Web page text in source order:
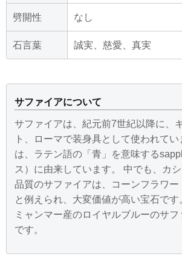
劈開性 なし
石言葉 誠実、慈愛、真実
サファイアについて
サファイアは、紀元前7世紀以降に、
ト、ローマで装身具として使われて
は、ラテン語の「青」を意味する
ス）に由来しています。 中でも、カ
品質のサファイアは、
コーンフラワ
と例えられ、大変価値が高い宝石です
ミャンマー産のロイヤルブルーのサ
です。